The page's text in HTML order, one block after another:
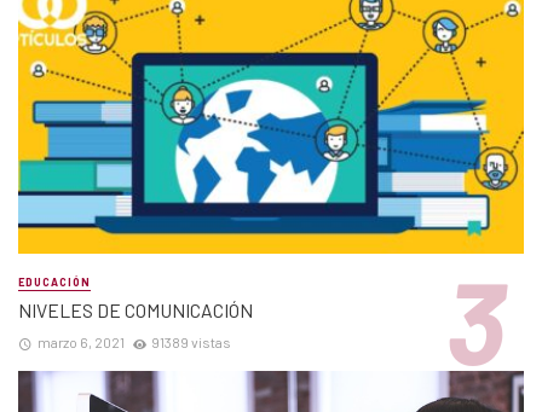
EDUCACIÓN
NIVELES DE COMUNICACIÓN
marzo 6, 2021 91389 vistas